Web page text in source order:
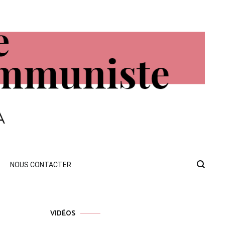
NOUS CONTACTER
VIDÉOS